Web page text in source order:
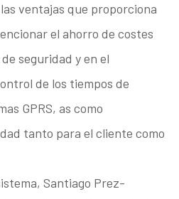
ventajas que proporciona
el ahorro de costes
seguridad y en el
de los tiempos de
GPRS, as como
tanto para el cliente como
Santiago Prez-